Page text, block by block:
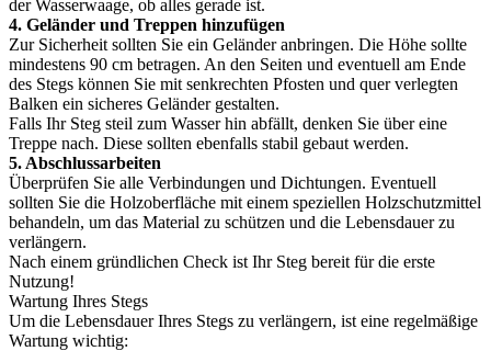
der Wasserwaage, ob alles gerade ist.
4. Geländer und Treppen hinzufügen
Zur Sicherheit sollten Sie ein Geländer anbringen. Die Höhe sollte
mindestens 90 cm betragen. An den Seiten und eventuell am Ende
des Stegs können Sie mit senkrechten Pfosten und quer verlegten
Balken ein sicheres Geländer gestalten.
Falls Ihr Steg steil zum Wasser hin abfällt, denken Sie über eine
Treppe nach. Diese sollten ebenfalls stabil gebaut werden.
5. Abschlussarbeiten
Überprüfen Sie alle Verbindungen und Dichtungen. Eventuell
sollten Sie die Holzoberfläche mit einem speziellen Holzschutzmittel
behandeln, um das Material zu schützen und die Lebensdauer zu
verlängern.
Nach einem gründlichen Check ist Ihr Steg bereit für die erste
Nutzung!
Wartung Ihres Stegs
Um die Lebensdauer Ihres Stegs zu verlängern, ist eine regelmäßige
Wartung wichtig: